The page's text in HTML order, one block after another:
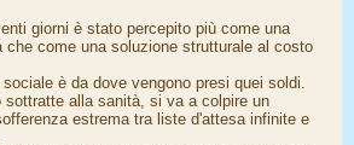
giorni è stato percepito più come una
che come una soluzione strutturale al costo
sociale è da dove vengono presi quei soldi.
sottratte alla sanità, si va a colpire un
estrema tra liste d'attesa infinite e